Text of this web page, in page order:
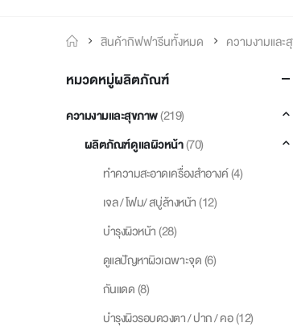
สินค้ากิฟฟารีนทั้งหมด ความงามและ
หมวดหมู่ผลิตภัณฑ์
ความงามและสุขภาพ(219)
ผลิตภัณฑ์ดูแลผิวหน้า(70)
ทำความสะอาดเครื่องสำอางค์(4)
เจล / โฟม/ สบู่ล้างหน้า(12)
บำรุงผิวหน้า(28)
ดูแลปัญหาผิวเฉพาะจุด(6)
กันแดด(8)
บำรุงผิวรอบดวงตา / ปาก / คอ(12)